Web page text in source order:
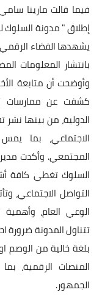
فيما قالت مارينا
إطلاق " مدونة السلوك
يشهدها الفضاء
بانتشار المعلومات
وأوضحت أن متابعة
كشفت عن ممارسات
الدولية، من بينها
الاجتماعي، بما
المجتمعي. وأكدت
السلوك تغطي كافة
التواصل الاجتماعي،
الوعي العام،
تتناول المدونة ضرورة
بلغة خالية من الوصم
المنصات الرقمية،
الجمهور.